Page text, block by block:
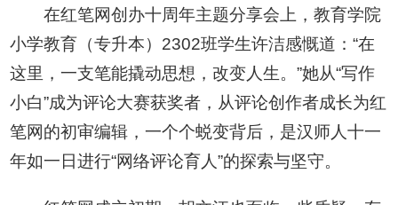
在红笔网创办十周年主题分享会上，教育学院
小学教育（专升本）2302班学生许洁感慨道：“在
这里，一支笔能撬动思想，改变人生。”她从“写作
小白”成为评论大赛获奖者，从评论创作者成长为红
笔网的初审编辑，一个个蜕变背后，是汉师人十一
年如一日进行“网络评论育人”的探索与坚守。